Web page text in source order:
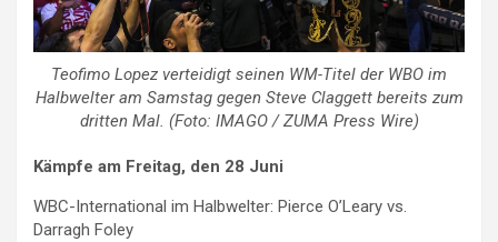
Teofimo Lopez verteidigt seinen WM-Titel der WBO im
Halbwelter am Samstag gegen Steve Claggett bereits zum
dritten Mal. (Foto: IMAGO / ZUMA Press Wire)
Kämpfe am Freitag, den 28 Juni
WBC-International im Halbwelter: Pierce O’Leary vs.
Darragh Foley